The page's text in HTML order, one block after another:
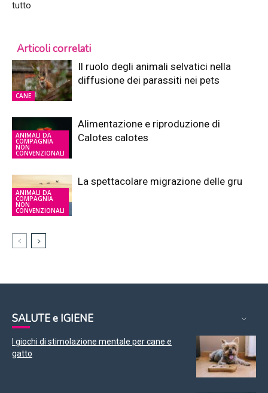
tutto
Articoli correlati
CANE
Il ruolo degli animali selvatici nella
diffusione dei parassiti nei pets
ANIMALI DA
COMPAGNIA
NON
CONVENZIONALI
Alimentazione e riproduzione di
Calotes calotes
ANIMALI DA
COMPAGNIA
NON
CONVENZIONALI
La spettacolare migrazione delle gru
SALUTE e IGIENE
I giochi di stimolazione mentale per cane e
gatto